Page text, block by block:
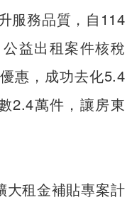
服務品質，自114
益出租案件核稅
惠，成功去化5.4
2.4萬件，讓房東
大租金補貼專案計